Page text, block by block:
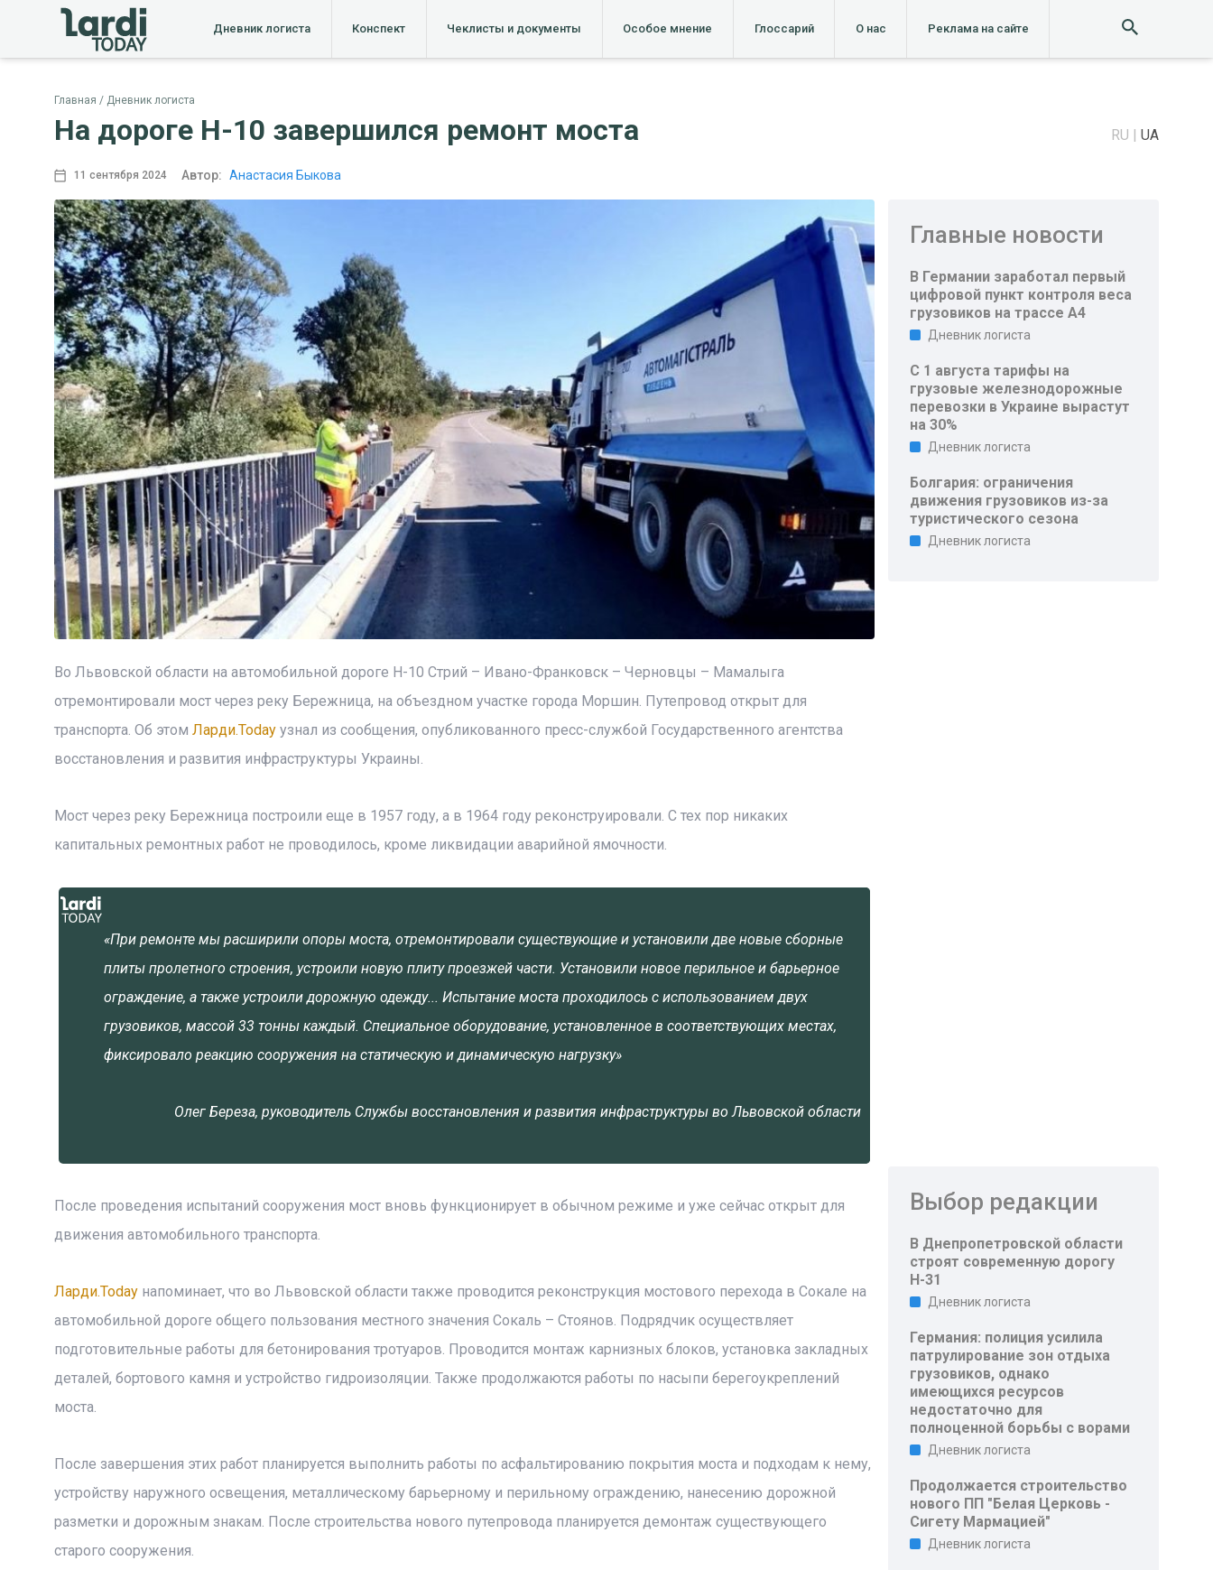
Дневник логиста Конспект Чеклисты и документы Особое мнение Глоссарий О нас Реклама на сайте
Главная Дневник логиста
На дороге Н-10 завершился ремонт моста RU UA
11 сентября 2024 Автор: Анастасия Быкова
Во Львовской области на автомобильной дороге Н-10 Стрий – Ивано-Франковск – Черновцы – Мамалыга
отремонтировали мост через реку Бережница, на объездном участке города Моршин. Путепровод открыт для
транспорта. Об этом Ларди.Todayузнал из сообщения, опубликованного пресс-службой Государственного агентства
восстановления и развития инфраструктуры Украины.
Мост через реку Бережница построили еще в 1957 году, а в 1964 году реконструировали. С тех пор никаких
капитальных ремонтных работ не проводилось, кроме ликвидации аварийной ямочности.
«При ремонте мы расширили опоры моста, отремонтировали существующие и установили две новые сборные
плиты пролетного строения, устроили новую плиту проезжей части. Установили новое перильное и барьерное
ограждение, а также устроили дорожную одежду... Испытание моста проходилось с использованием двух
грузовиков, массой 33 тонны каждый. Специальное оборудование, установленное в соответствующих местах,
фиксировало реакцию сооружения на статическую и динамическую нагрузку»
Олег Береза, руководитель Службы восстановления и развития инфраструктуры во Львовской области
После проведения испытаний сооружения мост вновь функционирует в обычном режиме и уже сейчас открыт для
движения автомобильного транспорта.
Ларди.Todayнапоминает, что во Львовской области также проводится реконструкция мостового перехода в Сокале на
автомобильной дороге общего пользования местного значения Сокаль – Стоянов. Подрядчик осуществляет
подготовительные работы для бетонирования тротуаров. Проводится монтаж карнизных блоков, установка закладных
деталей, бортового камня и устройство гидроизоляции. Также продолжаются работы по насыпи берегоукреплений
моста.
После завершения этих работ планируется выполнить работы по асфальтированию покрытия моста и подходам к нему,
устройству наружного освещения, металлическому барьерному и перильному ограждению, нанесению дорожной
разметки и дорожным знакам. После строительства нового путепровода планируется демонтаж существующего
старого сооружения.
Главные новости
В Германии заработал первый
цифровой пункт контроля веса
грузовиков на трассе A4
Дневник логиста
С 1 августа тарифы на
грузовые железнодорожные
перевозки в Украине вырастут
на 30%
Дневник логиста
Болгария: ограничения
движения грузовиков из-за
туристического сезона
Дневник логиста
Выбор редакции
В Днепропетровской области
строят современную дорогу
Н-31
Дневник логиста
Германия: полиция усилила
патрулирование зон отдыха
грузовиков, однако
имеющихся ресурсов
недостаточно для
полноценной борьбы с ворами
Дневник логиста
Продолжается строительство
нового ПП "Белая Церковь -
Сигету Мармацией"
Дневник логиста